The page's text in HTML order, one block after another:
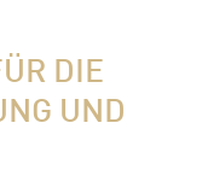
DIE
UND